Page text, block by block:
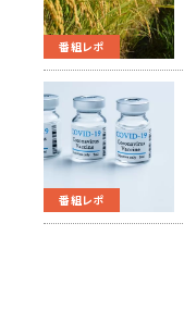
番組レポ
番組レポ